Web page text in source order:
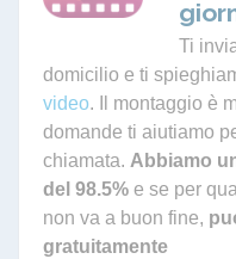
Ti
domicilio e ti
video. Il montaggio è
domande ti aiutiamo
chiamata. Abbiamo
del 98.5% e se per
non va a buon fine,
gratuitamente